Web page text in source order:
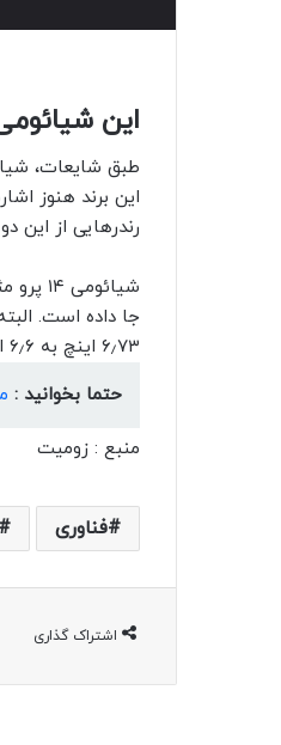
این شیائومی ۱۴ پرو
رندرهایی از این
جا داده است.
۶٫۷۳ اینچ به ۶٫۶ اینچ خواهد رسید.
حتما بخوانید :
منبع : زومیت
فناوری
اشتراک گذاری